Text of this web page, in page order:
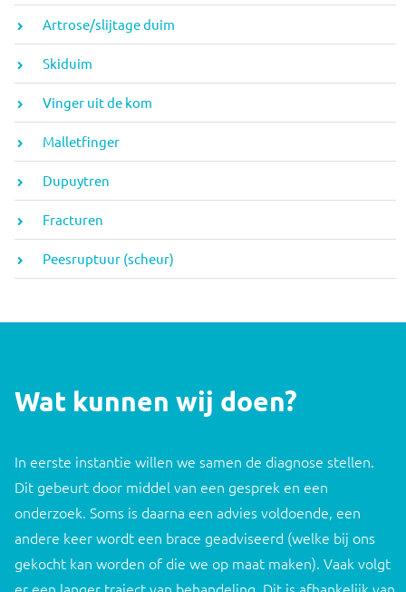
Artrose/slijtage duim
Skiduim
Vinger uit de kom
Malletfinger
Dupuytren
Fracturen
Peesruptuur (scheur)
Wat kunnen wij doen?
In eerste instantie willen we samen de diagnose stellen.
Dit gebeurt door middel van een gesprek en een
onderzoek. Soms is daarna een advies voldoende, een
andere keer wordt een brace geadviseerd (welke bij ons
gekocht kan worden of die we op maat maken). Vaak volgt